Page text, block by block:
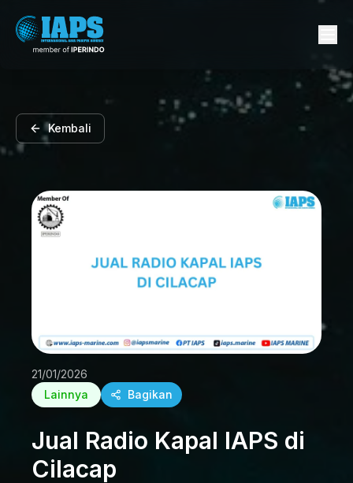
Kembali
21/01/2026
Lainnya
Bagikan
Jual Radio Kapal IAPS di
Cilacap